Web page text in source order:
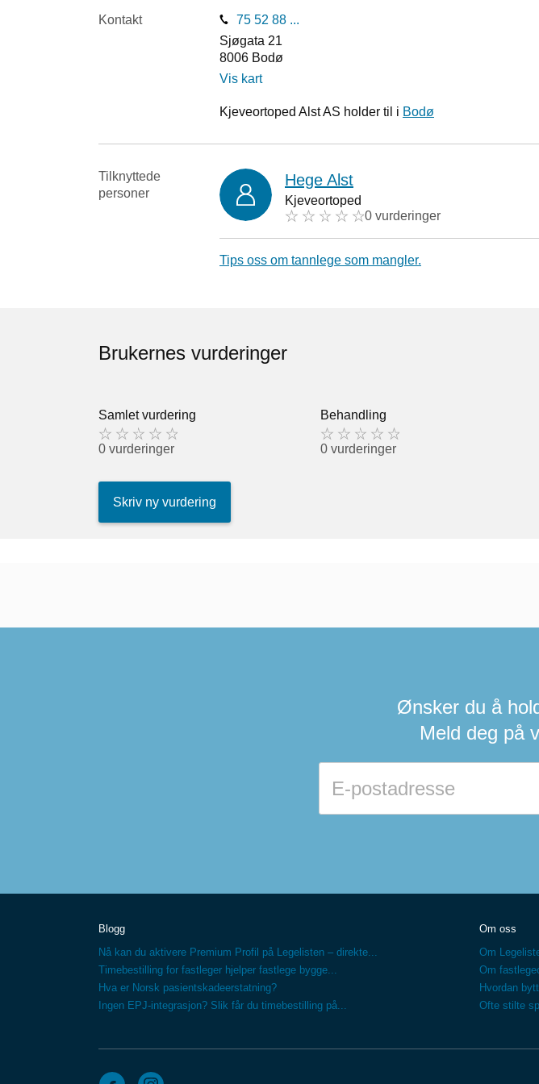
Kontakt
75 52 88 ...
Sjøgata 21
8006 Bodø
Vis kart
Kjeveortoped Alst AS holder til i Bodø
Tilknyttede
personer
Hege Alst
Kjeveortoped
0 vurderinger
Tips oss om tannlege som mangler.
Brukernes vurderinger
Samlet vurdering
0 vurderinger
Behandling
0 vurderinger
Skriv ny vurdering
Ønsker du å
Meld deg på
Blogg
Nå kan du aktivere Premium Profil på Legelisten – direkte...
Timebestilling for fastleger hjelper fastlege bygge...
Hva er Norsk pasientskadeerstatning?
Ingen EPJ-integrasjon? Slik får du timebestilling på...
Om oss
Om
Om
Hvordan
Ofte stilte